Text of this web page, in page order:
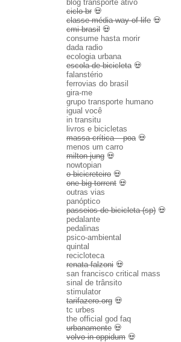
blog transporte ativo
ciclo br 💀
classe média way of life 💀
cmi brasil 💀
consume hasta morir
dada radio
ecologia urbana
escola de bicicleta💀
falanstério
ferrovias do brasil
gira-me
grupo transporte humano
igual você
in transitu
livros e bicicletas
massa crítica – poa💀
menos um carro
milton jung 💀
nowtopian
o bicicreteiro 💀
one big torrent 💀
outras vias
panóptico
passeios de bicicleta (sp) 💀
pedalante
pedalinas
psico-ambiental
quintal
recicloteca
renata falzoni 💀
san francisco critical mass
sinal de trânsito
stimulator
tarifazero.org 💀
tc urbes
the official god faq
urbanamente 💀
volvo in oppidum 💀